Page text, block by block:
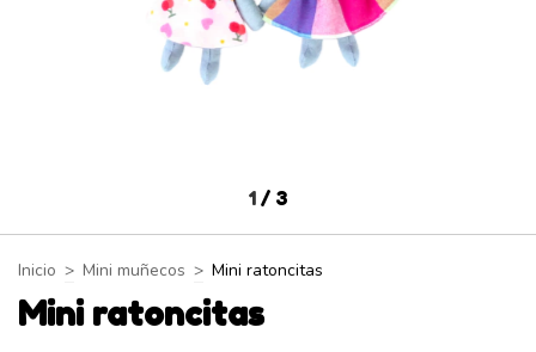
1 / 3
Inicio > Mini muñecos > Mini ratoncitas
Mini ratoncitas